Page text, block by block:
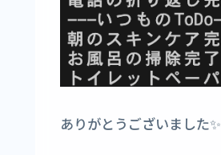
ありがとうございました✨